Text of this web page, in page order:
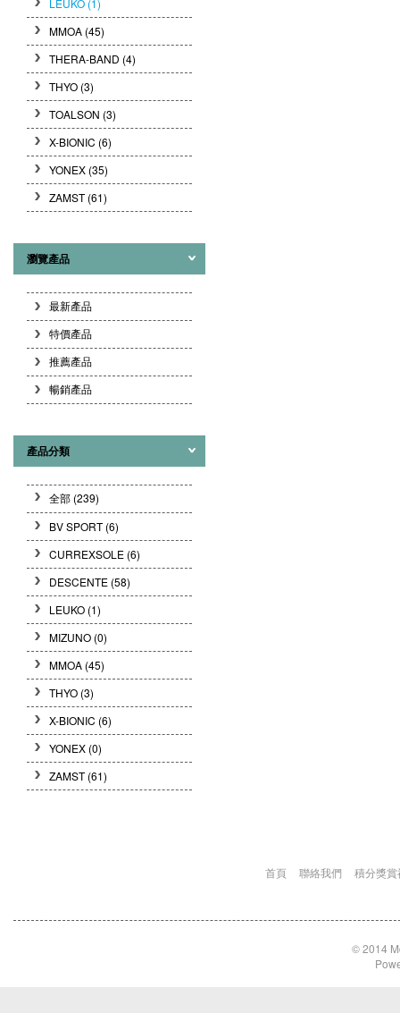
LEUKO (1)
MMOA (45)
THERA-BAND (4)
THYO (3)
TOALSON (3)
X-BIONIC (6)
YONEX (35)
ZAMST (61)
瀏覽產品
最新產品
特價產品
推薦產品
暢銷產品
產品分類
全部 (239)
BV SPORT(6)
CURREXSOLE (6)
DESCENTE (58)
LEUKO (1)
MIZUNO (0)
MMOA (45)
THYO (3)
X-BIONIC (6)
YONEX (0)
ZAMST(61)
首頁 聯絡我們 積分獎
© 2014